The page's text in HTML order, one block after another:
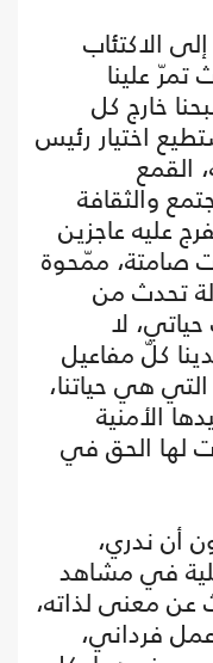
الاكتئاب
علينا
خارج كل
اختيار رئيس
القمع
والثقافة
عليه عاجزين
صامتة، ممّحوة
تحدث من
لا
كلّ مفاعيل
هي حياتنا،
الأمنية
لها الحق في
أن ندري،
في مشاهد
عن معنى لذاته،
فرداني،